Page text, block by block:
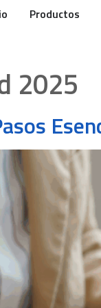
Productos
2025